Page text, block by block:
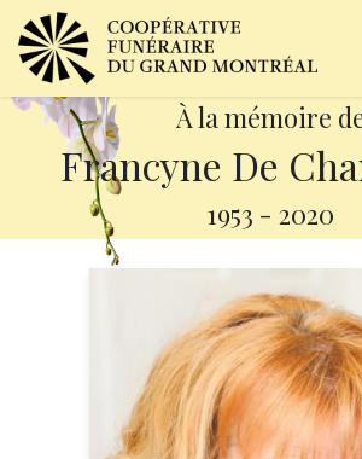
À la mémoire
Francyne De
1953 - 2020